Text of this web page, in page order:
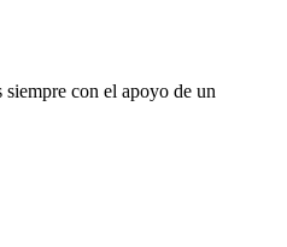
con el apoyo de un